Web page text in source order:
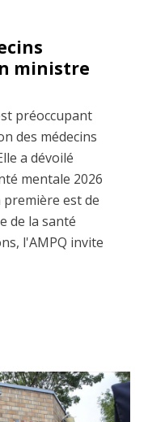
ministre
préoccupant
des médecins
a dévoilé
mentale 2026
est de
de la santé
l'AMPQ invite